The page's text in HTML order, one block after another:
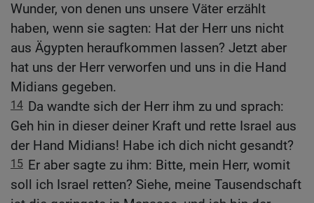
Wunder, von denen uns unsere Väter erzählt
haben, wenn sie sagten: Hat der Herr uns nicht
aus Ägypten heraufkommen lassen? Jetzt aber
hat uns der Herr verworfen und uns in die Hand
Midians gegeben.
14 Da wandte sich der Herr ihm zu und sprach:
Geh hin in dieser deiner Kraft und rette Israel aus
der Hand Midians! Habe ich dich nicht gesandt?
15 Er aber sagte zu ihm: Bitte, mein Herr, womit
soll ich Israel retten? Siehe, meine Tausendschaft